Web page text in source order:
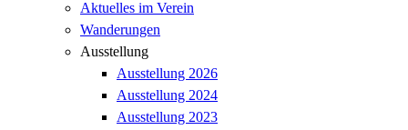
Aktuelles im Verein
Wanderungen
Ausstellung
Ausstellung 2026
Ausstellung 2024
Ausstellung 2023